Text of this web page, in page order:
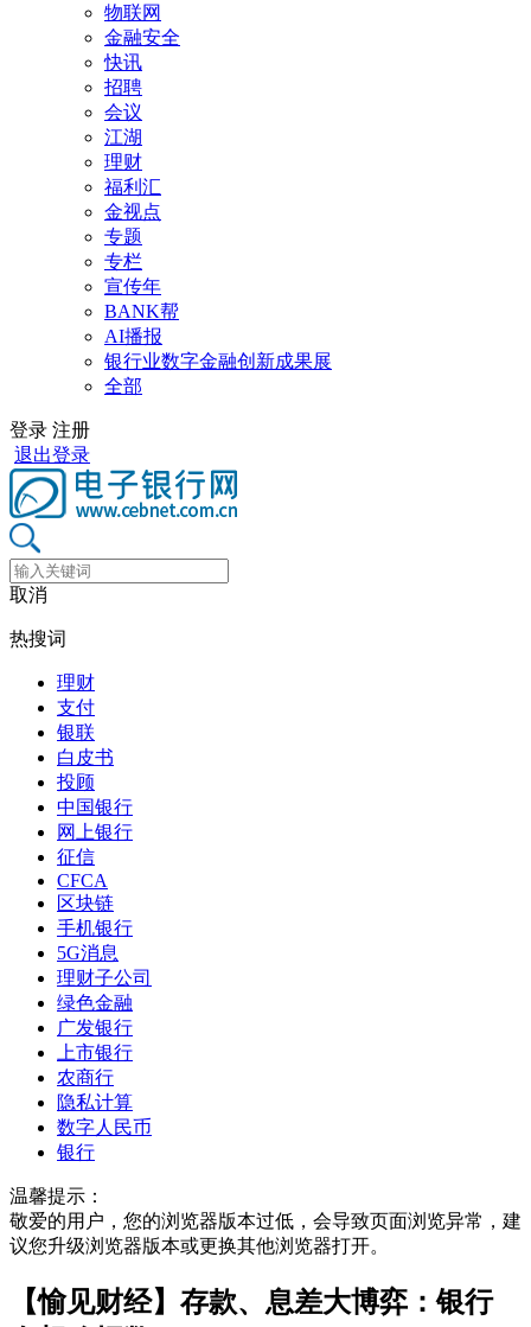
物联网
金融安全
快讯
招聘
会议
江湖
理财
福利汇
金视点
专题
专栏
宣传年
BANK帮
AI播报
银行业数字金融创新成果展
全部
登录 注册
退出登录
取消
热搜词
理财
支付
银联
白皮书
投顾
中国银行
网上银行
征信
CFCA
区块链
手机银行
5G消息
理财子公司
绿色金融
广发银行
上市银行
农商行
隐私计算
数字人民币
银行
温馨提示：
敬爱的用户，您的浏览器版本过低，会导致页面浏览异常，建
议您升级浏览器版本或更换其他浏览器打开。
【愉见财经】存款、息差大博弈：银行